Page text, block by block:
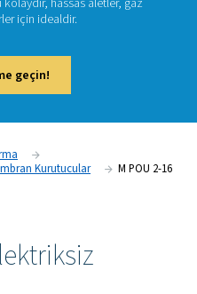
16
hava uygulamaları için
Gelişmiş membran
kolaydır, hassas
için idealdir.
geçin!